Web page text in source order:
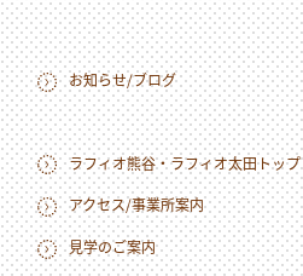
ラフィオ熊谷・ラフィオ太田トップ
アクセス/事業所案内
見学のご案内
お知らせ/ブログ